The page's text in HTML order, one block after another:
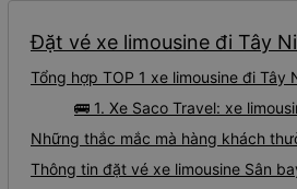
Đặt vé xe limousine đi Tây
Tổng hợp TOP 1 xe limousine đi
🚌 1. Xe Saco Travel: xe
Những thắc mắc mà hàng khách
Thông tin đặt vé xe limousine Sân